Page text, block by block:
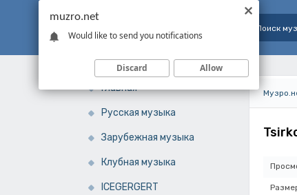
Главная
Русская музыка
Зарубежная музыка
Клубная музыка
ICEGERGERT
muzro.net
Would like to send you notifications
Discard Allow